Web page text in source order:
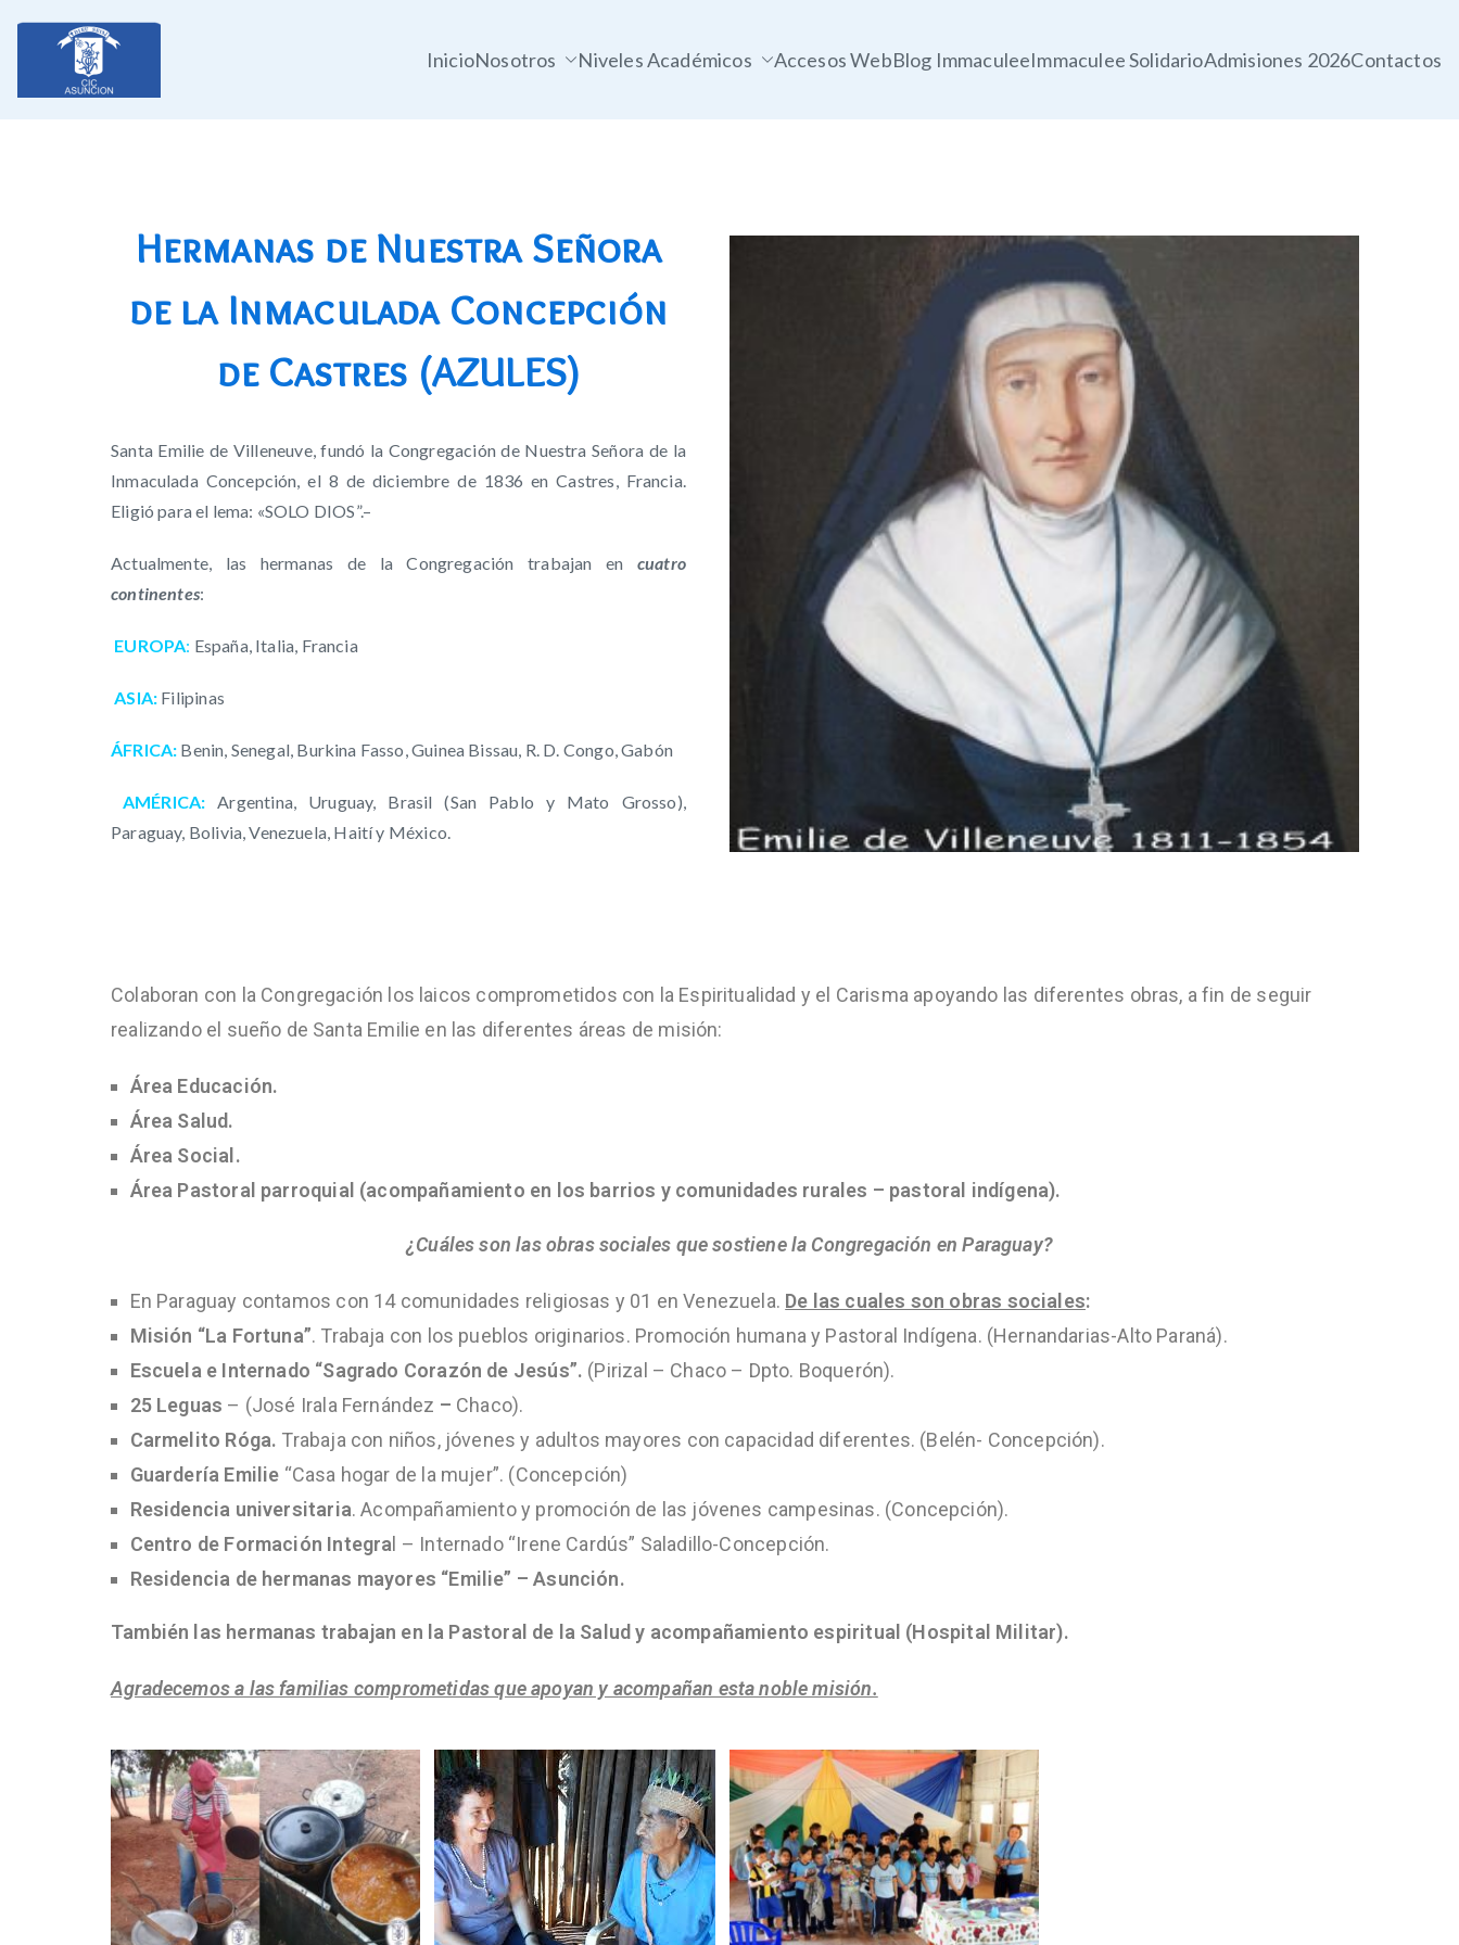
InicioNosotros Niveles Académicos Accesos WebBlog ImmaculeeImmaculee SolidarioAdmisiones 2026Contactos
Hermanas de Nuestra Señora
de la Inmaculada Concepción
de Castres (AZULES)
Santa Emilie de Villeneuve, fundó la Congregación de Nuestra Señora de la
Inmaculada Concepción, el 8 de diciembre de 1836 en Castres, Francia.
Eligió para el lema: «SOLO DIOS”.–
Actualmente, las hermanas de la Congregación trabajan en cuatro
continentes:
EUROPA: España, Italia, Francia
ASIA: Filipinas
ÁFRICA: Benin, Senegal, Burkina Fasso, Guinea Bissau, R. D. Congo, Gabón
AMÉRICA: Argentina, Uruguay, Brasil (San Pablo y Mato Grosso),
Paraguay, Bolivia, Venezuela, Haití y México.
Colaboran con la Congregación los laicos comprometidos con la Espiritualidad y el Carisma apoyando las diferentes obras, a fin de seguir
realizando el sueño de Santa Emilie en las diferentes áreas de misión:
Área Educación.
Área Salud.
Área Social.
Área Pastoral parroquial (acompañamiento en los barrios y comunidades rurales – pastoral indígena).
¿Cuáles son las obras sociales que sostiene la Congregación en Paraguay?
En Paraguay contamos con 14 comunidades religiosas y 01 en Venezuela. De las cuales son obras sociales:
Misión “La Fortuna”. Trabaja con los pueblos originarios. Promoción humana y Pastoral Indígena. (Hernandarias-Alto Paraná).
Escuela e Internado “Sagrado Corazón de Jesús”. (Pirizal – Chaco – Dpto. Boquerón).
25 Leguas – (José Irala Fernández – Chaco).
Carmelito Róga. Trabaja con niños, jóvenes y adultos mayores con capacidad diferentes. (Belén- Concepción).
Guardería Emilie “Casa hogar de la mujer”. (Concepción)
Residencia universitaria. Acompañamiento y promoción de las jóvenes campesinas. (Concepción).
Centro de Formación Integral – Internado “Irene Cardús” Saladillo-Concepción.
Residencia de hermanas mayores “Emilie” – Asunción.
También las hermanas trabajan en la Pastoral de la Salud y acompañamiento espiritual (Hospital Militar).
Agradecemos a las familias comprometidas que apoyan y acompañan esta noble misión.